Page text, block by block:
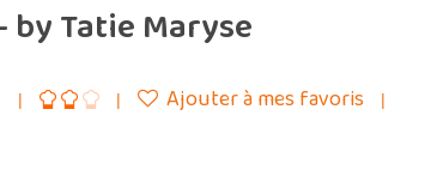
by Tatie Maryse
Ajouter à mes favoris